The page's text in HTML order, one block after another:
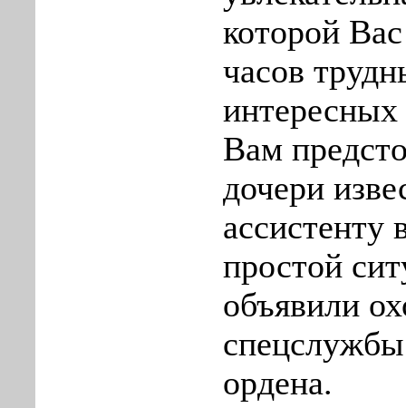
которой
часов
Вам
дочери
ассистенту
простой
объявили
ордена.